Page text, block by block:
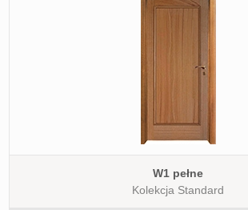
W1 pełne
Kolekcja Standard